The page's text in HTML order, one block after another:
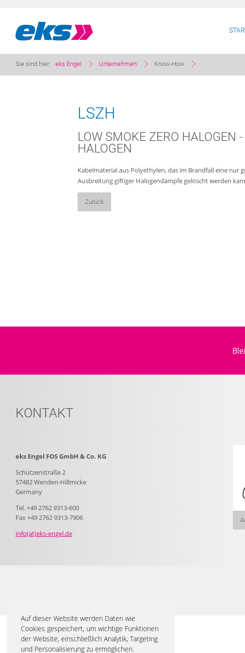
Auf dieser Website werden Daten wie
Cookies gespeichert, um wichtige Funktionen
der Website, einschließlich Analytik, Targeting
und Personalisierung zu ermöglichen.
Sie sind hier: eks Engel Unternehmen Know-How
LSZH
LOW SMOKE ZERO HALOGEN
HALOGEN
Kabelmaterial aus Polyethylen, das im Brandfall eine nur
Ausbreitung giftiger Halogendämpfe gelöscht werden
Zurück
KONTAKT
eks Engel FOS GmbH & Co. KG
Schützenstraße 2
57482 Wenden-Hillmicke
Germany
Tel. +49 2762 9313-600
Fax +49 2762 9313-7906
info(at)eks-engel.de